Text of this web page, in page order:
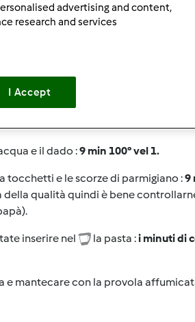
Preparazione della
la cipolla e il pomodoro e tritare:
e il dado :9 min 100° vel 1.
tocchetti e le scorze di parmigiano :9
qualità quindi è bene
inserire nel la pasta :i minuti di
e mantecare con la provola
advertising and content,
research and services
I Accept